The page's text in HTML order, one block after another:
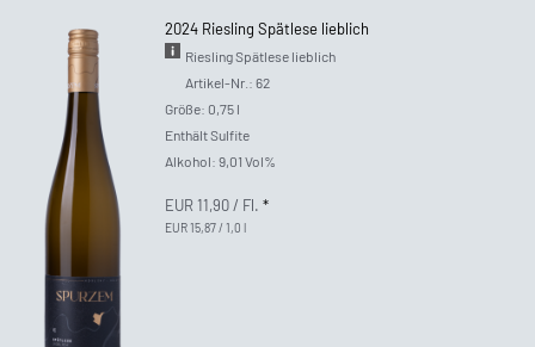
2024 Riesling Spätlese lieblich
Riesling Spätlese lieblich
Artikel-Nr.: 62
Größe: 0,75 l
Enthält Sulfite
Alkohol: 9,01 Vol%
EUR 11,90/ Fl. *
EUR 15,87 / 1,0 l